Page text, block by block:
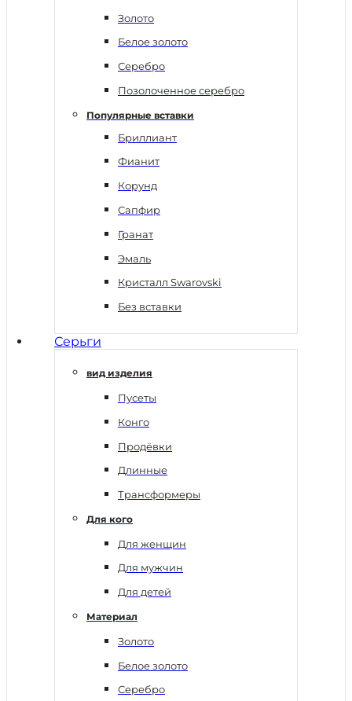
Золото
Белое золото
Серебро
Позолоченное серебро
Популярные вставки
Бриллиант
Фианит
Корунд
Сапфир
Гранат
Эмаль
Кристалл Swarovski
Без вставки
Серьги
вид изделия
Пусеты
Конго
Продёвки
Длинные
Трансформеры
Для кого
Для женщин
Для мужчин
Для детей
Материал
Золото
Белое золото
Серебро